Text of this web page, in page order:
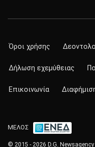
Όροι χρήσης
Δήλωση εχεμύθειας
Επικοινωνία
ΜΕΛΟΣ
© 2015 - 2026 D.G.